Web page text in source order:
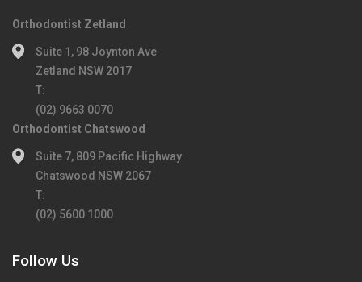
Orthodontist Zetland
Suite 1, 98 Joynton Ave
Zetland NSW 2017
T:
(02) 9663 0070
Orthodontist Chatswood
Suite 7, 809 Pacific Highway
Chatswood NSW 2067
T:
(02) 5600 1000
Follow Us